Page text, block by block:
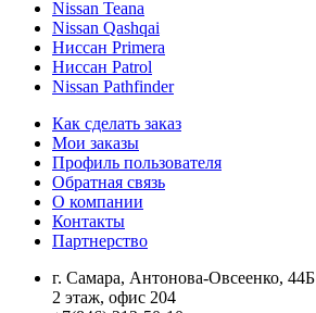
Nissan Teana
Nissan Qashqai
Ниссан Primera
Ниссан Patrol
Nissan Pathfinder
Как сделать заказ
Мои заказы
Профиль пользователя
Обратная связь
О компании
Контакты
Партнерство
г. Самара, Антонова-Овсеенко, 44Б
2 этаж, офис 204